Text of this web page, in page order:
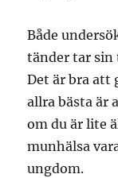
Både
tänder tar sin
Det är bra att
allra bästa är
om du är lite
munhälsa
ungdom.